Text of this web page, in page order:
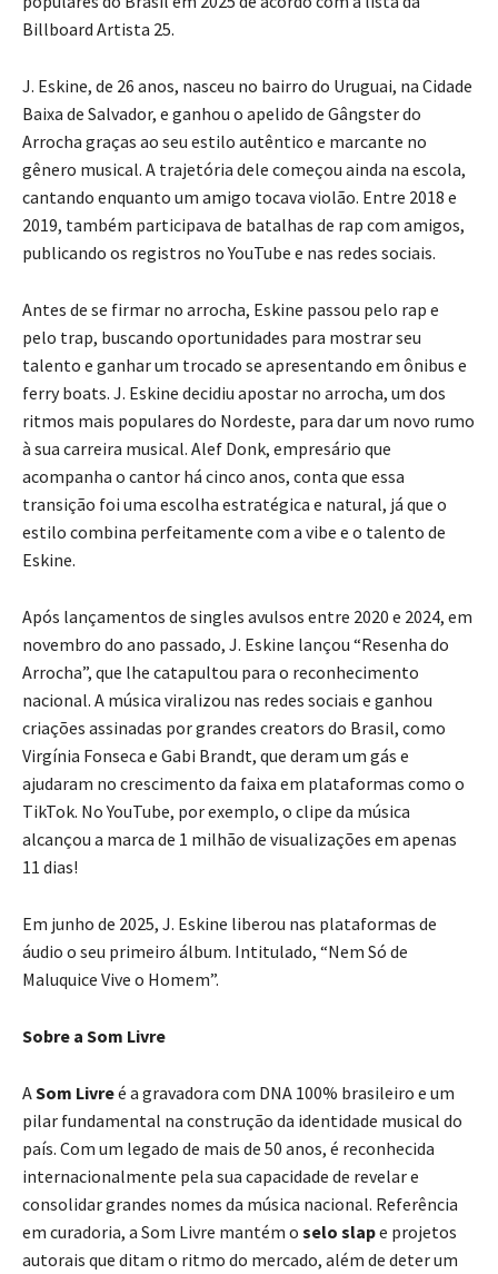
Billboard Artista 25.
J. Eskine, de 26 anos, nasceu no bairro do Uruguai, na Cidade
Baixa de Salvador, e ganhou o apelido de Gângster do
Arrocha graças ao seu estilo autêntico e marcante no
gênero musical. A trajetória dele começou ainda na escola,
cantando enquanto um amigo tocava violão. Entre 2018 e
2019, também participava de batalhas de rap com amigos,
publicando os registros no YouTube e nas redes sociais.
Antes de se firmar no arrocha, Eskine passou pelo rap e
pelo trap, buscando oportunidades para mostrar seu
talento e ganhar um trocado se apresentando em ônibus e
ferry boats. J. Eskine decidiu apostar no arrocha, um dos
ritmos mais populares do Nordeste, para dar um novo rumo
à sua carreira musical. Alef Donk, empresário que
acompanha o cantor há cinco anos, conta que essa
transição foi uma escolha estratégica e natural, já que o
estilo combina perfeitamente com a vibe e o talento de
Eskine.
Após lançamentos de singles avulsos entre 2020 e 2024, em
novembro do ano passado, J. Eskine lançou “Resenha do
Arrocha”, que lhe catapultou para o reconhecimento
nacional. A música viralizou nas redes sociais e ganhou
criações assinadas por grandes creators do Brasil, como
Virgínia Fonseca e Gabi Brandt, que deram um gás e
ajudaram no crescimento da faixa em plataformas como o
TikTok. No YouTube, por exemplo, o clipe da música
alcançou a marca de 1 milhão de visualizações em apenas
11 dias!
Em junho de 2025, J. Eskine liberou nas plataformas de
áudio o seu primeiro álbum. Intitulado, “Nem Só de
Maluquice Vive o Homem”.
Sobre a Som Livre
ASom Livreé a gravadora com DNA 100% brasileiro e um
pilar fundamental na construção da identidade musical do
país. Com um legado de mais de 50 anos, é reconhecida
internacionalmente pela sua capacidade de revelar e
consolidar grandes nomes da música nacional. Referência
em curadoria, a Som Livre mantém o selo slape projetos
autorais que ditam o ritmo do mercado, além de deter um